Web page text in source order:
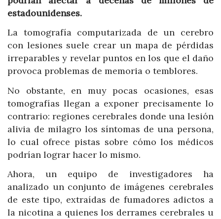
estadounidenses.
La tomografía computarizada de un cerebro
con lesiones suele crear un mapa de pérdidas
irreparables y revelar puntos en los que el daño
provoca problemas de memoria o temblores.
No obstante, en muy pocas ocasiones, esas
tomografías llegan a exponer precisamente lo
contrario: regiones cerebrales donde una lesión
alivia de milagro los síntomas de una persona,
lo cual ofrece pistas sobre cómo los médicos
podrían lograr hacer lo mismo.
Ahora, un equipo de investigadores ha
analizado un conjunto de imágenes cerebrales
de este tipo, extraídas de fumadores adictos a
la nicotina a quienes los derrames cerebrales u